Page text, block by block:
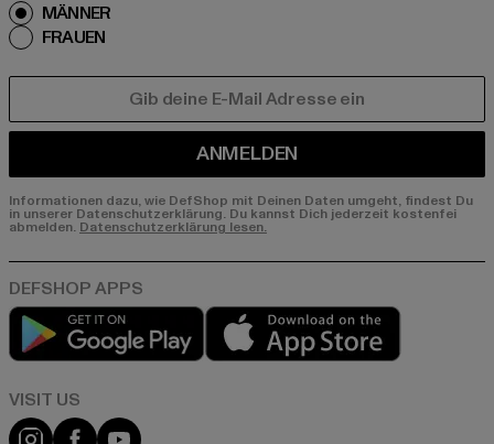
MÄNNER
FRAUEN
ANMELDEN
Informationen dazu, wie DefShop mit Deinen Daten umgeht, findest Du
in unserer Datenschutzerklärung. Du kannst Dich jederzeit kostenfei
abmelden. Datenschutzerklärung lesen.
Play market
Visit our Instagram page:
Visit our Facebook page:
Visit our YouTube channel: